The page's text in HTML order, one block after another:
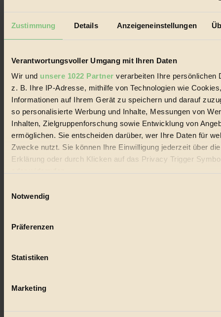
Zustimmung Details Anzeigeneinstellungen
Verantwortungsvoller Umgang mit Ihren Daten
Wir und unsere 1022 Partner verarbeiten Ihre persönlichen
z. B. Ihre IP-Adresse, mithilfe von Technologien wie
Informationen auf Ihrem Gerät zu speichern und darauf
so personalisierte Werbung und Inhalte, Messungen von
Inhalten, Zielgruppenforschung sowie Entwicklung von
ermöglichen. Sie entscheiden darüber, wer Ihre Daten für
Zwecke nutzt. Sie können Ihre Einwilligung jederzeit über
Erklärung oder durch Klicken auf das Privacy Trigger
Wenn Sie es erlauben, würden wir auch gerne:
Ihr Gerät durch aktives Scannen nach bestimmten
Erfahren Sie mehr darüber, wie Ihre persönlichen Daten
Notwendig
Präferenzen
Statistiken
Marketing